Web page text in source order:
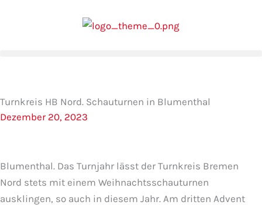
Turnkreis HB Nord. Schauturnen in Blumenthal
Dezember 20, 2023
Blumenthal. Das Turnjahr lässt der Turnkreis Bremen
Nord stets mit einem Weihnachtsschauturnen
ausklingen, so auch in diesem Jahr. Am dritten Advent